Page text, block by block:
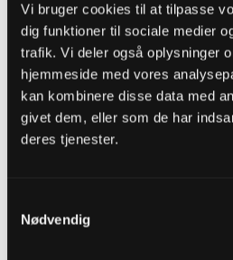
Vi bruger cookies til at tilpasse
dig funktioner til sociale medier
trafik. Vi deler også oplysninger
hjemmeside med vores
kan kombinere disse data med
givet dem, eller som de har
deres tjenester.
Nødvendig
Oprettet: Nov 2013
26-04-2026, 13:32
Oprindeligt indsendt afEl
JAAAAAAAAAAA FIETE!!!! Han
han har jo heller ikke spillet godt -
Ruben